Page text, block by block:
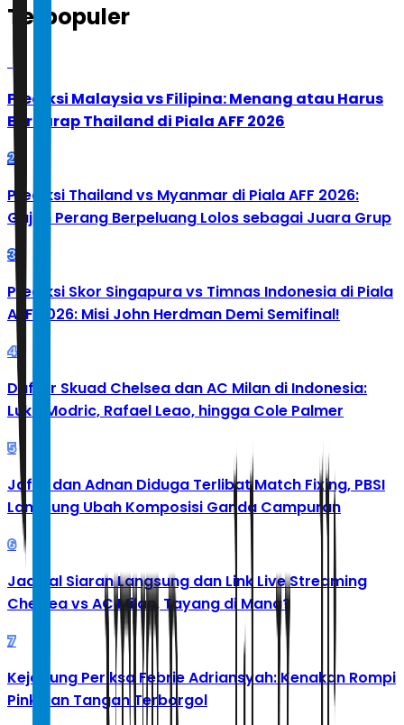
Terpopuler
Prediksi Malaysia vs Filipina: Menang atau Harus
Berharap Thailand di Piala AFF 2026
2
Prediksi Thailand vs Myanmar di Piala AFF 2026:
Gajah Perang Berpeluang Lolos sebagai Juara Grup
3
Prediksi Skor Singapura vs Timnas Indonesia di Piala
AFF 2026: Misi John Herdman Demi Semifinal!
4
Daftar Skuad Chelsea dan AC Milan di Indonesia:
Luka Modric, Rafael Leao, hingga Cole Palmer
5
Jafar dan Adnan Diduga Terlibat Match Fixing, PBSI
Langsung Ubah Komposisi Ganda Campuran
6
Jadwal Siaran Langsung dan Link Live Streaming
Chelsea vs AC Milan, Tayang di Mana?
7
Kejagung Periksa Febrie Adriansyah: Kenakan Rompi
Pink dan Tangan Terborgol